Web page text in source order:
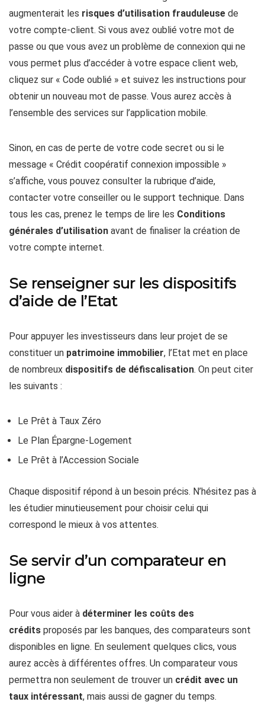
augmenterait les risques d’utilisation frauduleuse de
votre compte-client. Si vous avez oublié votre mot de
passe ou que vous avez un problème de connexion qui ne
vous permet plus d’accéder à votre espace client web,
cliquez sur « Code oublié » et suivez les instructions pour
obtenir un nouveau mot de passe. Vous aurez accès à
l’ensemble des services sur l’application mobile.
Sinon, en cas de perte de votre code secret ou si le
message « Crédit coopératif connexion impossible »
s’affiche, vous pouvez consulter la rubrique d’aide,
contacter votre conseiller ou le support technique. Dans
tous les cas, prenez le temps de lire les Conditions
générales d’utilisation avant de finaliser la création de
votre compte internet.
Se renseigner sur les dispositifs
d’aide de l’Etat
Pour appuyer les investisseurs dans leur projet de se
constituer un patrimoine immobilier, l’Etat met en place
de nombreux dispositifs de défiscalisation. On peut citer
les suivants :
Le Prêt à Taux Zéro
Le Plan Épargne-Logement
Le Prêt à l’Accession Sociale
Chaque dispositif répond à un besoin précis. N’hésitez pas à
les étudier minutieusement pour choisir celui qui
correspond le mieux à vos attentes.
Se servir d’un comparateur en
ligne
Pour vous aider à déterminer les coûts des
crédits proposés par les banques, des comparateurs sont
disponibles en ligne. En seulement quelques clics, vous
aurez accès à différentes offres. Un comparateur vous
permettra non seulement de trouver un crédit avec un
taux intéressant, mais aussi de gagner du temps.